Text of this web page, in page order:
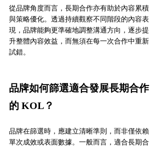
從品牌角度而言，長期合作亦有助於內容累積
與策略優化。透過持續觀察不同階段的內容表
現，品牌能夠更準確地調整溝通方向，逐步提
升整體內容效益，而無須在每一次合作中重新
試錯。
品牌如何篩選適合發展長期合作
的 KOL？
品牌在篩選時，應建立清晰準則，而非僅依賴
單次成效或表面數據。一般而言，適合長期合